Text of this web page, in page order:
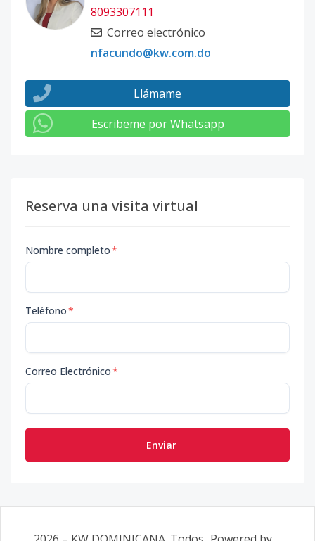
8093307111
Correo electrónico
nfacundo@kw.com.do
Llámame
Escribeme por Whatsapp
Reserva una visita virtual
Nombre completo*
Teléfono*
Correo Electrónico*
Enviar